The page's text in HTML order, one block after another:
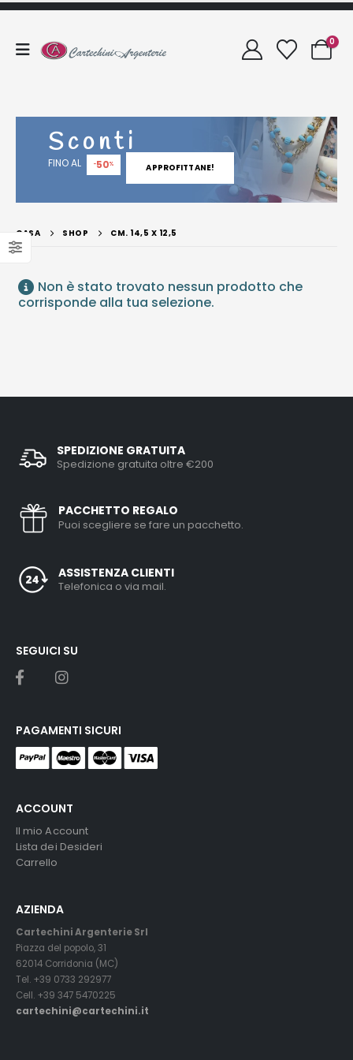
0
Sconti
FINO AL -50% APPROFITTANE!
CASA SHOP CM. 14,5 X 12,5
Non è stato trovato nessun prodotto che
corrisponde alla tua selezione.
SPEDIZIONE GRATUITA
Spedizione gratuita oltre €200
PACCHETTO REGALO
Puoi scegliere se fare un pacchetto.
ASSISTENZA CLIENTI
Telefonica o via mail.
ACCOUNT
Il mio Account
Lista dei Desideri
Carrello
AZIENDA
Cartechini Argenterie Srl
Piazza del popolo, 31
62014 Corridonia (MC)
Tel. +39 0733 292977
Cell. +39 347 5470225
cartechini@cartechini.it
SEGUICI SU
PAGAMENTI SICURI